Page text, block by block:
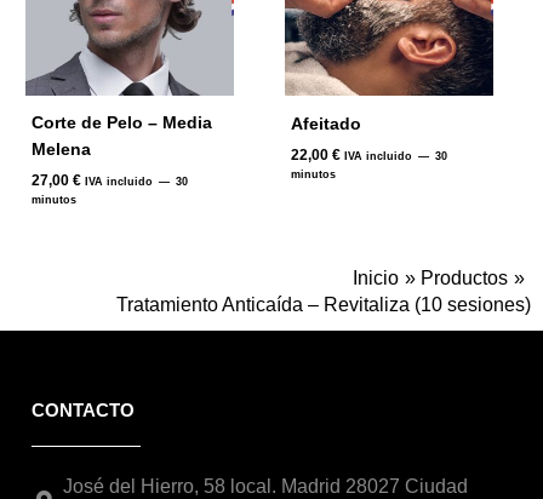
Corte de Pelo – Media
Melena
27,00 € IVA incluido
30
minutos
Afeitado
22,00 € IVA incluido
30
minutos
Inicio
Productos
Tratamiento Anticaída – Revitaliza (10 sesiones)
CONTACTO
José del Hierro, 58 local. Madrid 28027 Ciudad